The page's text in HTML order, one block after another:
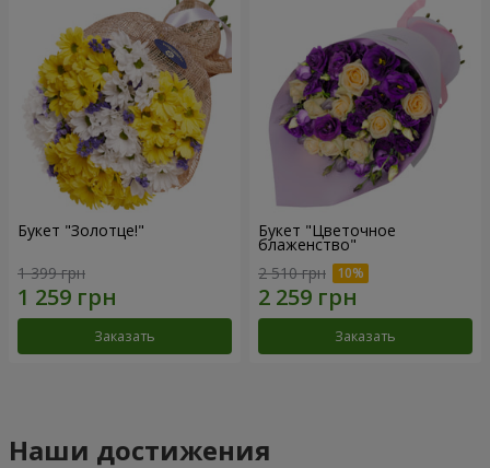
Букет "Золотце!"
1 399 грн
Заказать
Букет "Цветочное
блаженство"
2 510 грн
Заказать
Наши достижения